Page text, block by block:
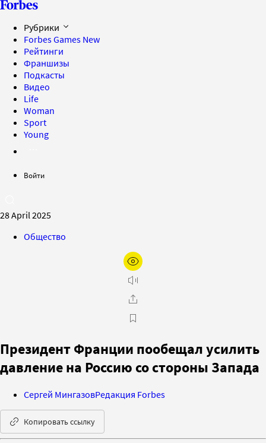
Рубрики
Forbes Games New
Рейтинги
Франшизы
Подкасты
Видео
Life
Woman
Sport
Young
Войти
28 April 2025
Общество
Президент Франции пообещал усилить
давление на Россию со стороны Запада
Сергей МингазовРедакция Forbes
Копировать ссылку